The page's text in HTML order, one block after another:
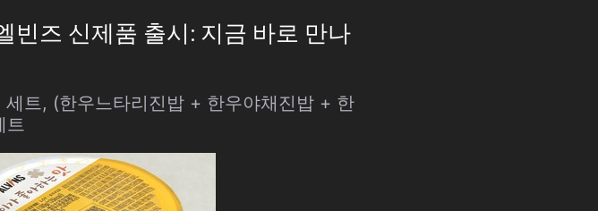
빈즈 신제품 출시: 지금 바로 만나
트, (한우느타리진밥 + 한우야채진밥 + 한
트